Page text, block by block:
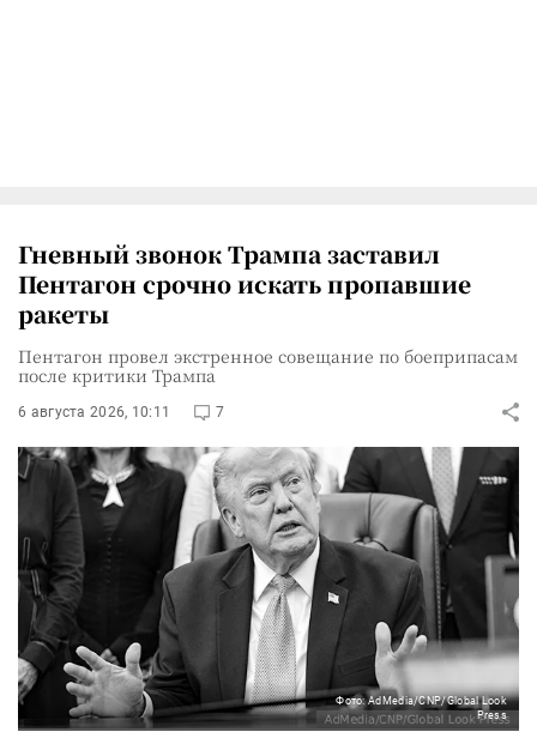
Гневный звонок Трампа заставил
Пентагон срочно искать пропавшие
ракеты
Пентагон провел экстренное совещание по боеприпасам
после критики Трампа
6 августа 2026, 10:11 7
Фото: AdMedia/CNP/Global Look
Press